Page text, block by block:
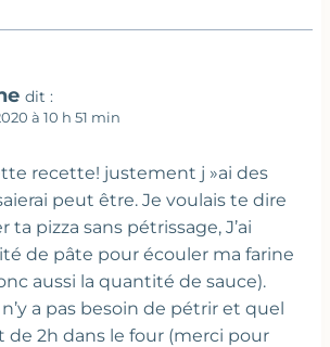
dit :
à 10 h 51 min
recette! justement j »ai des
peut être. Je voulais te dire
ta pizza sans pétrissage, J’ai
de pâte pour écouler ma farine
aussi la quantité de sauce).
a pas besoin de pétrir et quel
de 2h dans le four (merci pour